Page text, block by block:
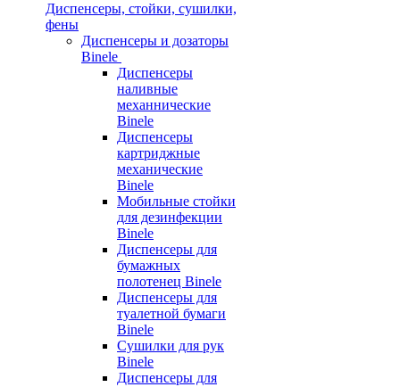
Диспенсеры, стойки, сушилки,
фены
Диспенсеры и дозаторы
Binele
Диспенсеры
наливные
механнические
Binele
Диспенсеры
картриджные
механические
Binele
Мобильные стойки
для дезинфекции
Binele
Диспенсеры для
бумажных
полотенец Binele
Диспенсеры для
туалетной бумаги
Binele
Сушилки для рук
Binele
Диспенсеры для